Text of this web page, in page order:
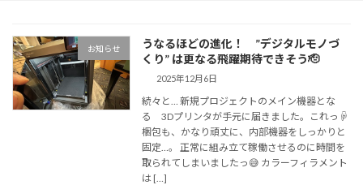
お知らせ
うなるほどの進化！ ”デジタルモノづ
くり” は更なる飛躍期待できそう🫡
2025年12月6日
続々と… 新規プロジェクトのメイン機器とな
る 3Dプリンタが手元に届きました。これっ☟
梱包も、かなり頑丈に、内部機器をしっかりと
固定…。 正常に組み立て稼働させるのに時間を
取られてしまいましたっ😅 カラーフィラメント
は […]